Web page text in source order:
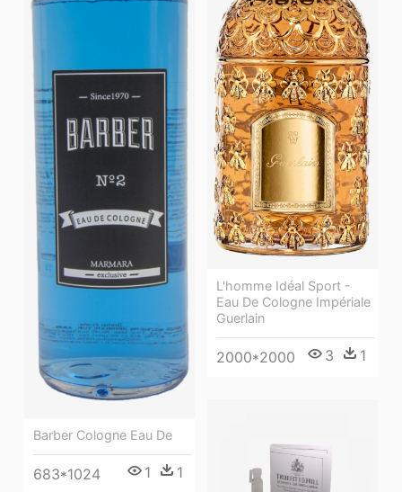
L'homme Idéal Sport -
Eau De Cologne Impériale
Guerlain
2000*2000 3 1
Barber Cologne Eau De
683*1024 1 1